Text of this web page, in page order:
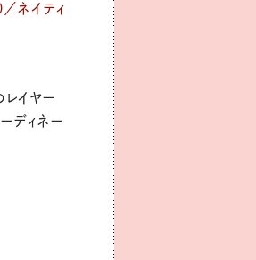
ネイティ
イヤー
ディネー